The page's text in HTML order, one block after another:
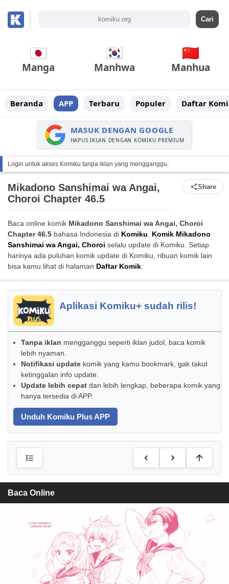
Manga Manhwa Manhua
Beranda APP Terbaru Populer Daftar
MASUK DENGAN GOOGLE
HAPUS IKLAN DENGAN KOMIKU PREMIUM
Login untuk akses Komiku tanpa iklan yang mengganggu.
Mikadono Sanshimai wa Angai,
Choroi Chapter 46.5
Share
Baca online komik Mikadono Sanshimai wa Angai, Choroi
Chapter 46.5 bahasa Indonesia di Komiku. Komik Mikadono
Sanshimai wa Angai, Choroi selalu update di Komiku. Setiap
harinya ada puluhan komik update di Komiku, ribuan komik lain
bisa kamu lihat di halaman Daftar Komik.
Aplikasi Komiku+ sudah rilis!
Tanpa iklan mengganggu seperti iklan judol, baca komik
lebih nyaman.
Notifikasi update komik yang kamu bookmark, gak takut
ketinggalan info update.
Update lebih cepat dan lebih lengkap, beberapa komik yang
hanya tersedia di APP.
Unduh Komiku Plus APP
Baca Online